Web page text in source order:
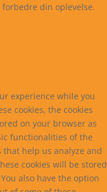
din oplevelse.
experience while you
cookies, the cookies
on your browser as
functionalities of the
that help us analyze and
cookies will be stored
also have the option